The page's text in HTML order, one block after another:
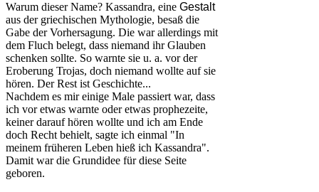
Warum dieser Name? Kassandra, eine Gestalt
aus der griechischen Mythologie, besaß die
Gabe der Vorhersagung. Die war allerdings mit
dem Fluch belegt, dass niemand ihr Glauben
schenken sollte. So warnte sie u. a. vor der
Eroberung Trojas, doch niemand wollte auf sie
hören. Der Rest ist Geschichte...
Nachdem es mir einige Male passiert war, dass
ich vor etwas warnte oder etwas prophezeite,
keiner darauf hören wollte und ich am Ende
doch Recht behielt, sagte ich einmal "In
meinem früheren Leben hieß ich Kassandra".
Damit war die Grundidee für diese Seite
geboren.